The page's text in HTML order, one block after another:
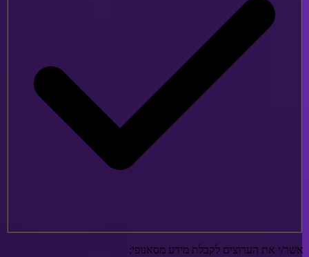
י את הערוצים לקבלת מידע מסאנופי: